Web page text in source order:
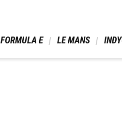
FORMULA E LE MANS